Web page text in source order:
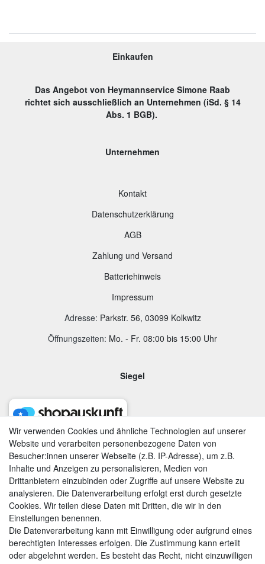
Einkaufen
Das Angebot von Heymannservice Simone Raab
richtet sich ausschließlich an Unternehmen (iSd. § 14
Abs. 1 BGB).
Unternehmen
Kontakt
Datenschutzerklärung
AGB
Zahlung und Versand
Batteriehinweis
Impressum
Adresse: Parkstr. 56, 03099 Kolkwitz
Öffnungszeiten: Mo. - Fr. 08:00 bis 15:00 Uhr
Siegel
AGB|Widerrufsrecht|Datenschutzerklärung|Impressum
Wir verwenden Cookies und ähnliche Technologien auf unserer
Website und verarbeiten personenbezogene Daten von
Besucher:innen unserer Webseite (z.B. IP-Adresse), um z.B.
Inhalte und Anzeigen zu personalisieren, Medien von
Drittanbietern einzubinden oder Zugriffe auf unsere Website zu
analysieren. Die Datenverarbeitung erfolgt erst durch gesetzte
Cookies. Wir teilen diese Daten mit Dritten, die wir in den
Einstellungen benennen.
Die Datenverarbeitung kann mit Einwilligung oder aufgrund eines
berechtigten Interesses erfolgen. Die Zustimmung kann erteilt
oder abgelehnt werden. Es besteht das Recht, nicht einzuwilligen